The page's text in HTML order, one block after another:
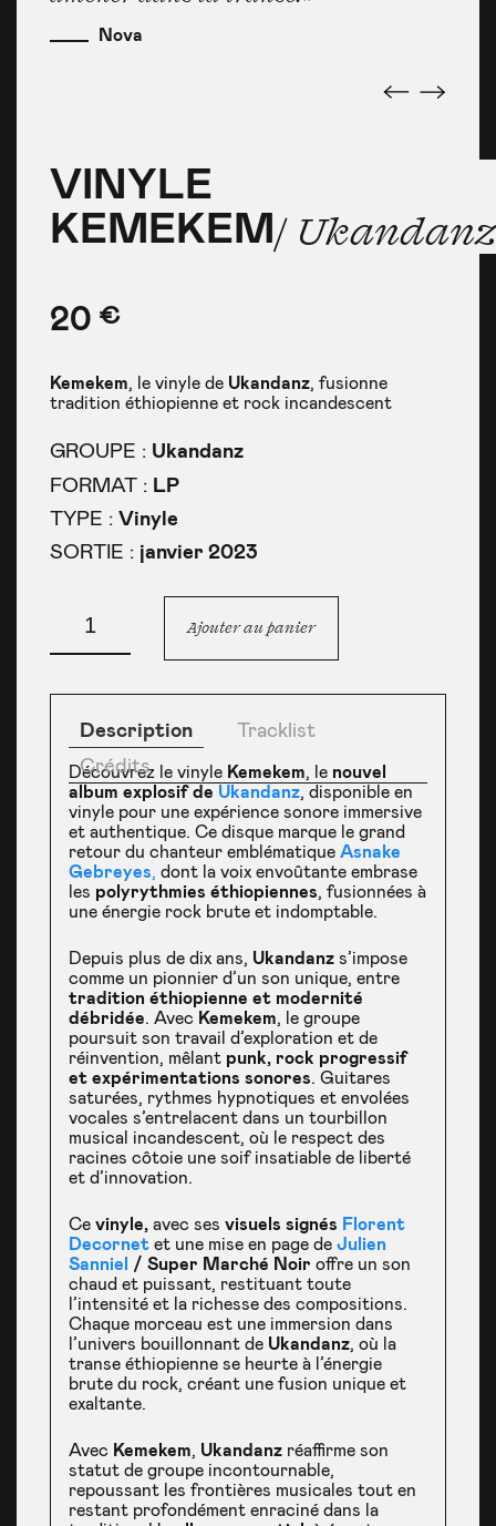
Nova
VINYLE
KEMEKEM/ Ukandanz
VINYLE
KEMEKEM/ Ukandanz
VINYLE
KEMEKEM/ Ukandanz
20 €
Kemekem, le vinyle de Ukandanz, fusionne
tradition éthiopienne et rock incandescent
GROUPE : Ukandanz
FORMAT : LP
TYPE : Vinyle
SORTIE : janvier 2023
Ajouter au panier
Description
Tracklist
Crédits
Découvrez le vinyle Kemekem, le nouvel
album explosif deUkandanz, disponible en
vinyle pour une expérience sonore immersive
et authentique. Ce disque marque le grand
retour du chanteur emblématique Asnake
Gebreyes, dont la voix envoûtante embrase
les polyrythmies éthiopiennes, fusionnées à
une énergie rock brute et indomptable.
Depuis plus de dix ans, Ukandanz s’impose
comme un pionnier d’un son unique, entre
tradition éthiopienne et modernité
débridée. Avec Kemekem, le groupe
poursuit son travail d’exploration et de
réinvention, mêlant punk, rock progressif
et expérimentations sonores. Guitares
saturées, rythmes hypnotiques et envolées
vocales s’entrelacent dans un tourbillon
musical incandescent, où le respect des
racines côtoie une soif insatiable de liberté
et d’innovation.
Ce vinyle, avec ses visuels signés Florent
Decornet et une mise en page de Julien
Sanniel / Super Marché Noir offre un son
chaud et puissant, restituant toute
l’intensité et la richesse des compositions.
Chaque morceau est une immersion dans
l’univers bouillonnant de Ukandanz, où la
transe éthiopienne se heurte à l’énergie
brute du rock, créant une fusion unique et
exaltante.
Avec Kemekem, Ukandanz réaffirme son
statut de groupe incontournable,
repoussant les frontières musicales tout en
restant profondément enraciné dans la